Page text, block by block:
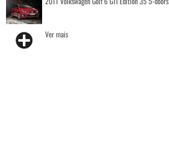
Ver mais